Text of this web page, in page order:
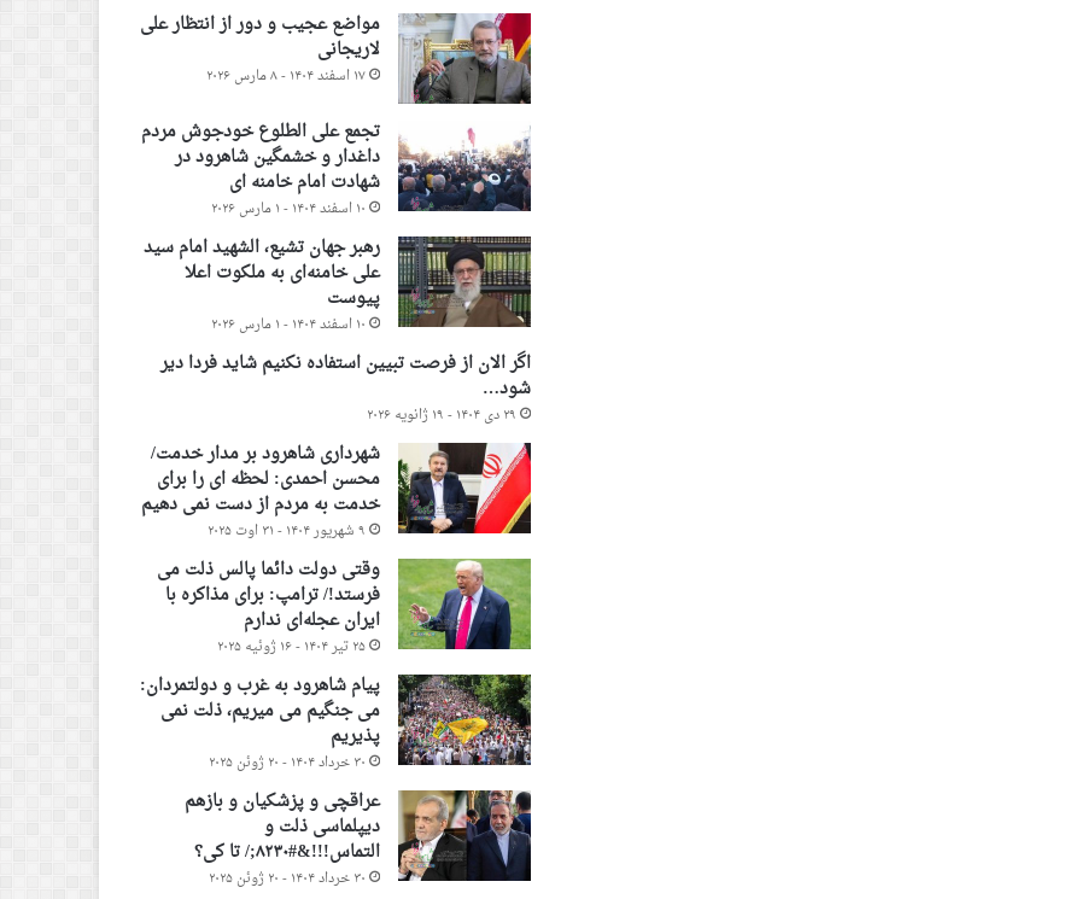
مواضع عجیب و دور از انتظار علی
لاریجانی
۱۷ اسفند ۱۴۰۴ - ۸ مارس ۲۰۲۶
تجمع علی الطلوع خودجوش مردم
داغدار و خشمگین شاهرود در
شهادت امام خامنه ای
۱۰ اسفند ۱۴۰۴ - ۱ مارس ۲۰۲۶
رهبر جهان تشیع، الشهید امام سید
علی خامنه‌ای به ملکوت اعلا
پیوست
۱۰ اسفند ۱۴۰۴ - ۱ مارس ۲۰۲۶
اگر الان از فرصت تبیین استفاده نکنیم شاید فردا دیر
شود…
۲۹ دی ۱۴۰۴ - ۱۹ ژانویه ۲۰۲۶
شهرداری شاهرود بر مدار خدمت/
محسن احمدی: لحظه ای را برای
خدمت به مردم از دست نمی دهیم
۹ شهریور ۱۴۰۴ - ۳۱ اوت ۲۰۲۵
وقتی دولت دائما پالس ذلت می
فرستد!/ ترامپ: برای مذاکره با
ایران عجله‌ای ندارم
۲۵ تیر ۱۴۰۴ - ۱۶ ژوئیه ۲۰۲۵
پیام شاهرود به غرب و دولتمردان:
می جنگیم می میریم، ذلت نمی
پذیریم
۳۰ خرداد ۱۴۰۴ - ۲۰ ژوئن ۲۰۲۵
عراقچی و پزشکیان و بازهم
دیپلماسی ذلت و
التماس!!!&#۸۲۳۰;/ تا کی؟
۳۰ خرداد ۱۴۰۴ - ۲۰ ژوئن ۲۰۲۵